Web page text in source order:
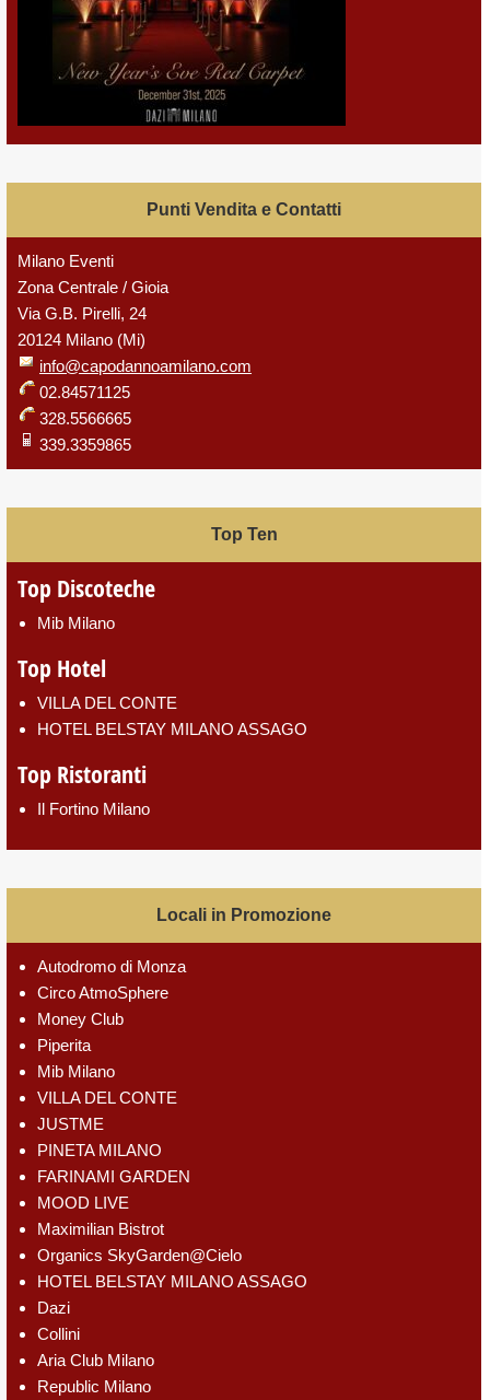
Punti Vendita e Contatti
Milano Eventi
Zona Centrale / Gioia
Via G.B. Pirelli, 24
20124 Milano (Mi)
info@capodannoamilano.com
02.84571125
328.5566665
339.3359865
Top Ten
Top Discoteche
Mib Milano
Top Hotel
VILLA DEL CONTE
HOTEL BELSTAY MILANO ASSAGO
Top Ristoranti
Il Fortino Milano
Locali in Promozione
Autodromo di Monza
Circo AtmoSphere
Money Club
Piperita
Mib Milano
VILLA DEL CONTE
JUSTME
PINETA MILANO
FARINAMI GARDEN
MOOD LIVE
Maximilian Bistrot
Organics SkyGarden@Cielo
HOTEL BELSTAY MILANO ASSAGO
Dazi
Collini
Aria Club Milano
Republic Milano